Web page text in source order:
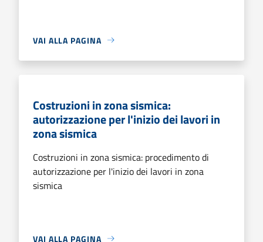
VAI ALLA PAGINA
Costruzioni in zona sismica:
autorizzazione per l'inizio dei lavori in
zona sismica
Costruzioni in zona sismica: procedimento di
autorizzazione per l'inizio dei lavori in zona
sismica
VAI ALLA PAGINA